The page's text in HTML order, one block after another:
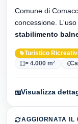
Comune di
concessione.
stabilimento
Turistico
> 4.000 m²
Visualizza
AGGIORNATA IL